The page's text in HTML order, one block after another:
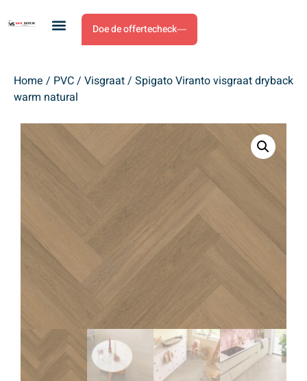
Doe de offertecheck
Home / PVC/ Visgraat/ Spigato Viranto visgraat dryback
warm natural